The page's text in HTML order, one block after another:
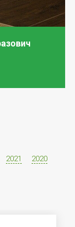
2021 2020